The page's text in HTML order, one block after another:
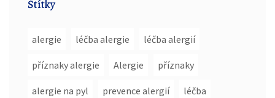
Štítky
alergie léčba alergie léčba alergií
příznaky alergie Alergie příznaky
alergie na pyl prevence alergií léčba